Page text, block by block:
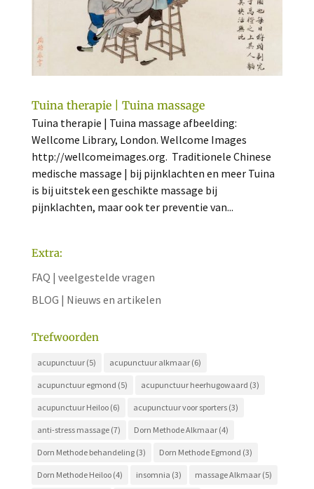
Tuina therapie | Tuina massage
Tuina therapie | Tuina massage afbeelding:
Wellcome Library, London. Wellcome Images
http://wellcomeimages.org. Traditionele Chinese
medische massage | bij pijnklachten en meer Tuina
is bij uitstek een geschikte massage bij
pijnklachten, maar ook ter preventie van...
Extra:
FAQ | veelgestelde vragen
BLOG | Nieuws en artikelen
Trefwoorden
acupunctuur(5) acupunctuur alkmaar(6)
acupunctuur egmond (5) acupunctuur heerhugowaard (3)
acupunctuur Heiloo(6) acupunctuur voor sporters(3)
anti-stress massage(7) Dorn Methode Alkmaar(4)
Dorn Methode behandeling(3) Dorn Methode Egmond (3)
Dorn Methode Heiloo(4) insomnia (3) massage Alkmaar(5)